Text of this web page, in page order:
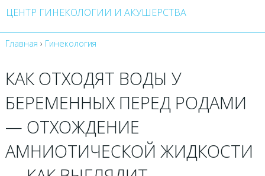
ЦЕНТР ГИНЕКОЛОГИИ И АКУШЕРСТВА
Главная › Гинекология
КАК ОТХОДЯТ ВОДЫ У
БЕРЕМЕННЫХ ПЕРЕД РОДАМИ
— ОТХОЖДЕНИЕ
АМНИОТИЧЕСКОЙ ЖИДКОСТИ